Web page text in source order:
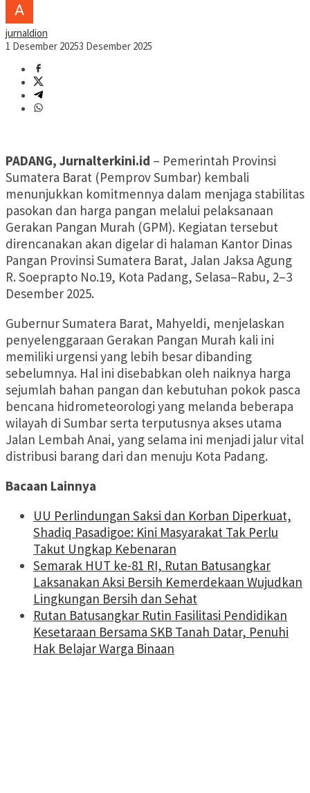
jurnaldion
1 Desember 20253 Desember 2025
PADANG, Jurnalterkini.id – Pemerintah Provinsi
Sumatera Barat (Pemprov Sumbar) kembali
menunjukkan komitmennya dalam menjaga stabilitas
pasokan dan harga pangan melalui pelaksanaan
Gerakan Pangan Murah (GPM). Kegiatan tersebut
direncanakan akan digelar di halaman Kantor Dinas
Pangan Provinsi Sumatera Barat, Jalan Jaksa Agung
R. Soeprapto No.19, Kota Padang, Selasa–Rabu, 2–3
Desember 2025.
Gubernur Sumatera Barat, Mahyeldi, menjelaskan
penyelenggaraan Gerakan Pangan Murah kali ini
memiliki urgensi yang lebih besar dibanding
sebelumnya. Hal ini disebabkan oleh naiknya harga
sejumlah bahan pangan dan kebutuhan pokok pasca
bencana hidrometeorologi yang melanda beberapa
wilayah di Sumbar serta terputusnya akses utama
Jalan Lembah Anai, yang selama ini menjadi jalur vital
distribusi barang dari dan menuju Kota Padang.
Bacaan Lainnya
UU Perlindungan Saksi dan Korban Diperkuat,
Shadiq Pasadigoe: Kini Masyarakat Tak Perlu
Takut Ungkap Kebenaran
Semarak HUT ke-81 RI, Rutan Batusangkar
Laksanakan Aksi Bersih Kemerdekaan Wujudkan
Lingkungan Bersih dan Sehat
Rutan Batusangkar Rutin Fasilitasi Pendidikan
Kesetaraan Bersama SKB Tanah Datar, Penuhi
Hak Belajar Warga Binaan